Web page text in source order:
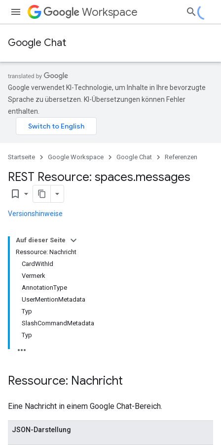
Workspace
Google Chat
Google verwendet KI-Technologie, um Inhalte in Ihre bevorzugte
Sprache zu übersetzen. KI-Übersetzungen können Fehler
enthalten.
Startseite Google Workspace Google Chat Referenzen
REST Resource: spaces.messages
bookmark_border
Versionshinweise
Auf dieser Seite
Ressource: Nachricht
CardWithId
Vermerk
AnnotationType
UserMentionMetadata
Typ
SlashCommandMetadata
Typ
Ressource: Nachricht
Eine Nachricht in einem Google Chat-Bereich.
JSON-Darstellung